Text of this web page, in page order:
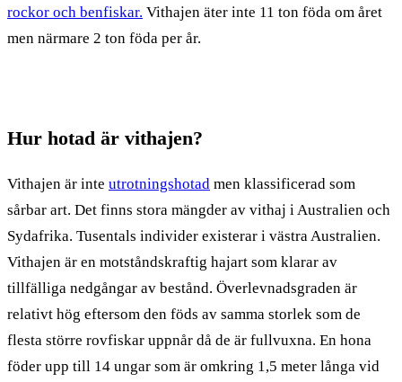
rockor och benfiskar. Vithajen äter inte 11 ton föda om året
men närmare 2 ton föda per år.
Hur hotad är vithajen?
Vithajen är inte utrotningshotad men klassificerad som
sårbar art. Det finns stora mängder av vithaj i Australien och
Sydafrika. Tusentals individer existerar i västra Australien.
Vithajen är en motståndskraftig hajart som klarar av
tillfälliga nedgångar av bestånd. Överlevnadsgraden är
relativt hög eftersom den föds av samma storlek som de
flesta större rovfiskar uppnår då de är fullvuxna. En hona
föder upp till 14 ungar som är omkring 1,5 meter långa vid